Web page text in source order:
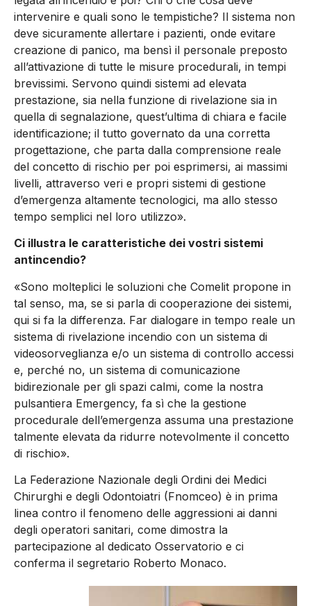
intervenire e quali sono le tempistiche? Il sistema non
deve sicuramente allertare i pazienti, onde evitare
creazione di panico, ma bensì il personale preposto
all’attivazione di tutte le misure procedurali, in tempi
brevissimi. Servono quindi sistemi ad elevata
prestazione, sia nella funzione di rivelazione sia in
quella di segnalazione, quest’ultima di chiara e facile
identificazione; il tutto governato da una corretta
progettazione, che parta dalla comprensione reale
del concetto di rischio per poi esprimersi, ai massimi
livelli, attraverso veri e propri sistemi di gestione
d’emergenza altamente tecnologici, ma allo stesso
tempo semplici nel loro utilizzo».
Ci illustra le caratteristiche dei vostri sistemi
antincendio?
«Sono molteplici le soluzioni che Comelit propone in
tal senso, ma, se si parla di cooperazione dei sistemi,
qui si fa la differenza. Far dialogare in tempo reale un
sistema di rivelazione incendio con un sistema di
videosorveglianza e/o un sistema di controllo accessi
e, perché no, un sistema di comunicazione
bidirezionale per gli spazi calmi, come la nostra
pulsantiera Emergency, fa sì che la gestione
procedurale dell’emergenza assuma una prestazione
talmente elevata da ridurre notevolmente il concetto
di rischio».
La Federazione Nazionale degli Ordini dei Medici
Chirurghi e degli Odontoiatri (Fnomceo) è in prima
linea contro il fenomeno delle aggressioni ai danni
degli operatori sanitari, come dimostra la
partecipazione al dedicato Osservatorio e ci
conferma il segretario Roberto Monaco.